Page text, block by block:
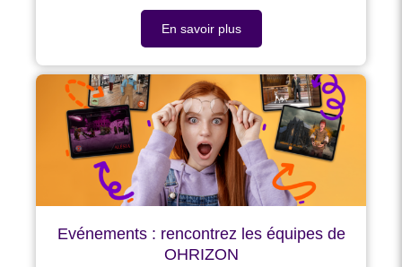
En savoir plus
Evénements : rencontrez les équipes de
OHRIZON